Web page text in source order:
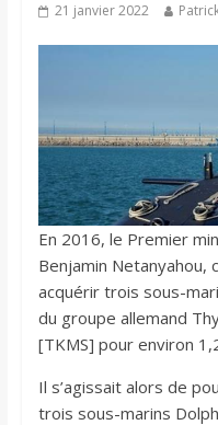
21 janvier 2022
En 2016, le Premier
Benjamin Netanyahou,
acquérir trois sous-
du groupe allemand
[TKMS] pour environ
Il s’agissait alors de
trois sous-marins